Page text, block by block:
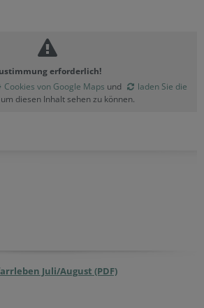
erforderlich!
Cookies von Google Maps und
laden Sie die
um diesen Inhalt sehen zu können.
Juli/August (PDF)